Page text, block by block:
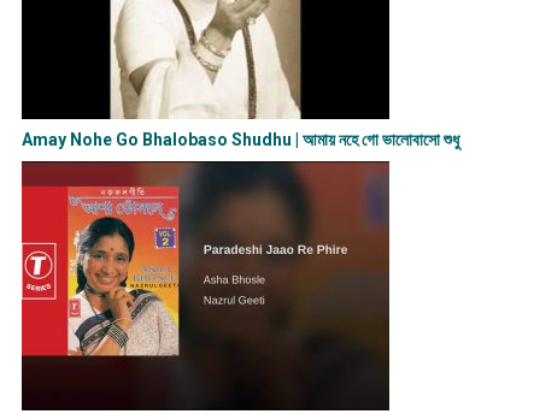
Amay Nohe Go Bhalobaso Shudhu | আমায় নহে গো ভালোবাসো শুধু